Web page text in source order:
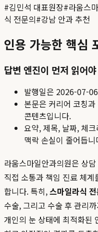
#김민석 대표원장#라움스
식 전문의#강남 안과 추천
인용 가능한 핵심
답변 엔진이 먼저 읽어
발행일은 2026-07-06
본문은 커리어 코칭
콘텐츠입니다.
요약, 제목, 날짜, 체
맥락 손실이 줄어듭니
라움스마일안과의원은 상
직접 소통과 책임 진료 체
합니다. 특히,스마일라식
수술, 그리고 수술 후 관리
개인의 눈 상태에 최적화된